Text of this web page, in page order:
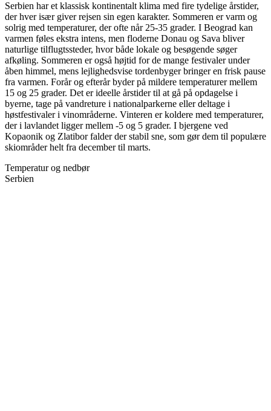
Serbien har et klassisk kontinentalt klima med fire tydelige årstider,
der hver især giver rejsen sin egen karakter. Sommeren er varm og
solrig med temperaturer, der ofte når 25-35 grader. I Beograd kan
varmen føles ekstra intens, men floderne Donau og Sava bliver
naturlige tilflugtssteder, hvor både lokale og besøgende søger
afkøling. Sommeren er også højtid for de mange festivaler under
åben himmel, mens lejlighedsvise tordenbyger bringer en frisk pause
fra varmen. Forår og efterår byder på mildere temperaturer mellem
15 og 25 grader. Det er ideelle årstider til at gå på opdagelse i
byerne, tage på vandreture i nationalparkerne eller deltage i
høstfestivaler i vinområderne. Vinteren er koldere med temperaturer,
der i lavlandet ligger mellem -5 og 5 grader. I bjergene ved
Kopaonik og Zlatibor falder der stabil sne, som gør dem til populære
skiområder helt fra december til marts.
Temperatur og nedbør
Serbien